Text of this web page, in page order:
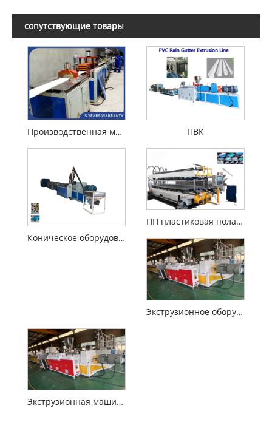
сопутствующие товары
Производственная машина потолочной панели ПВХ ПВК
Коническое оборудование экструдера с двойным винтом
ПП пластиковая полая пластина оборудование
Экструзионное оборудование для производства пластика и камня из ПВХ
Экструзионная машина для производства кабельных магистралей из ПВХ